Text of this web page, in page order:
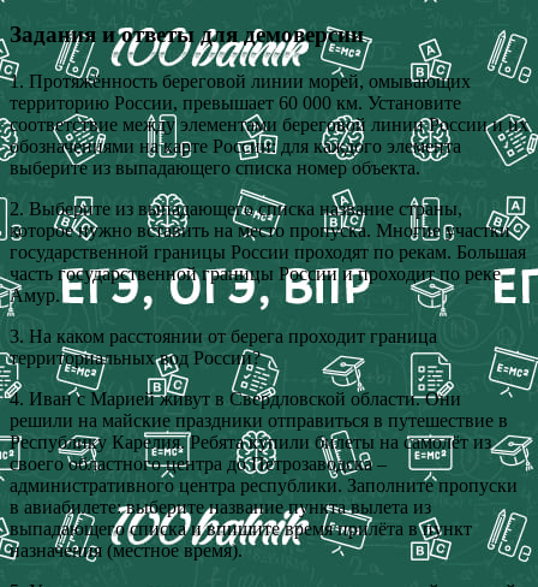
Задания и ответы для демоверсии
1. Протяжённость береговой линии морей, омывающих
территорию России, превышает 60 000 км. Установите
соответствие между элементами береговой линии России и их
обозначениями на карте России: для каждого элемента
выберите из выпадающего списка номер объекта.
2. Выберите из выпадающего списка название страны,
которое нужно вставить на место пропуска. Многие участки
государственной границы России проходят по рекам. Большая
часть государственной границы России и проходит по реке
Амур.
3. На каком расстоянии от берега проходит граница
территориальных вод России?
4. Иван с Марией живут в Свердловской области. Они
решили на майские праздники отправиться в путешествие в
Республику Карелия. Ребята купили билеты на самолёт из
своего областного центра до Петрозаводска –
административного центра республики. Заполните пропуски
в авиабилете: выберите название пункта вылета из
выпадающего списка и впишите время прилёта в пункт
назначения (местное время).